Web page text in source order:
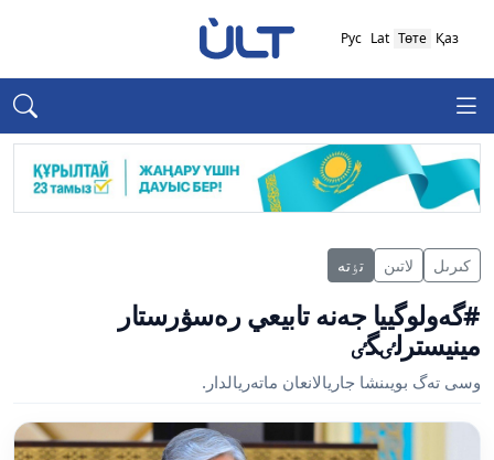
Қаз
Төте
Lat
Рус
كىرىل لاتىن تٶتە
#گەولوگييا جەنە تابيعي رەسۋرستار
مينيسترلٸگٸ
وسى تەگ بويىنشا جاريالانعان ماتەريالدار.